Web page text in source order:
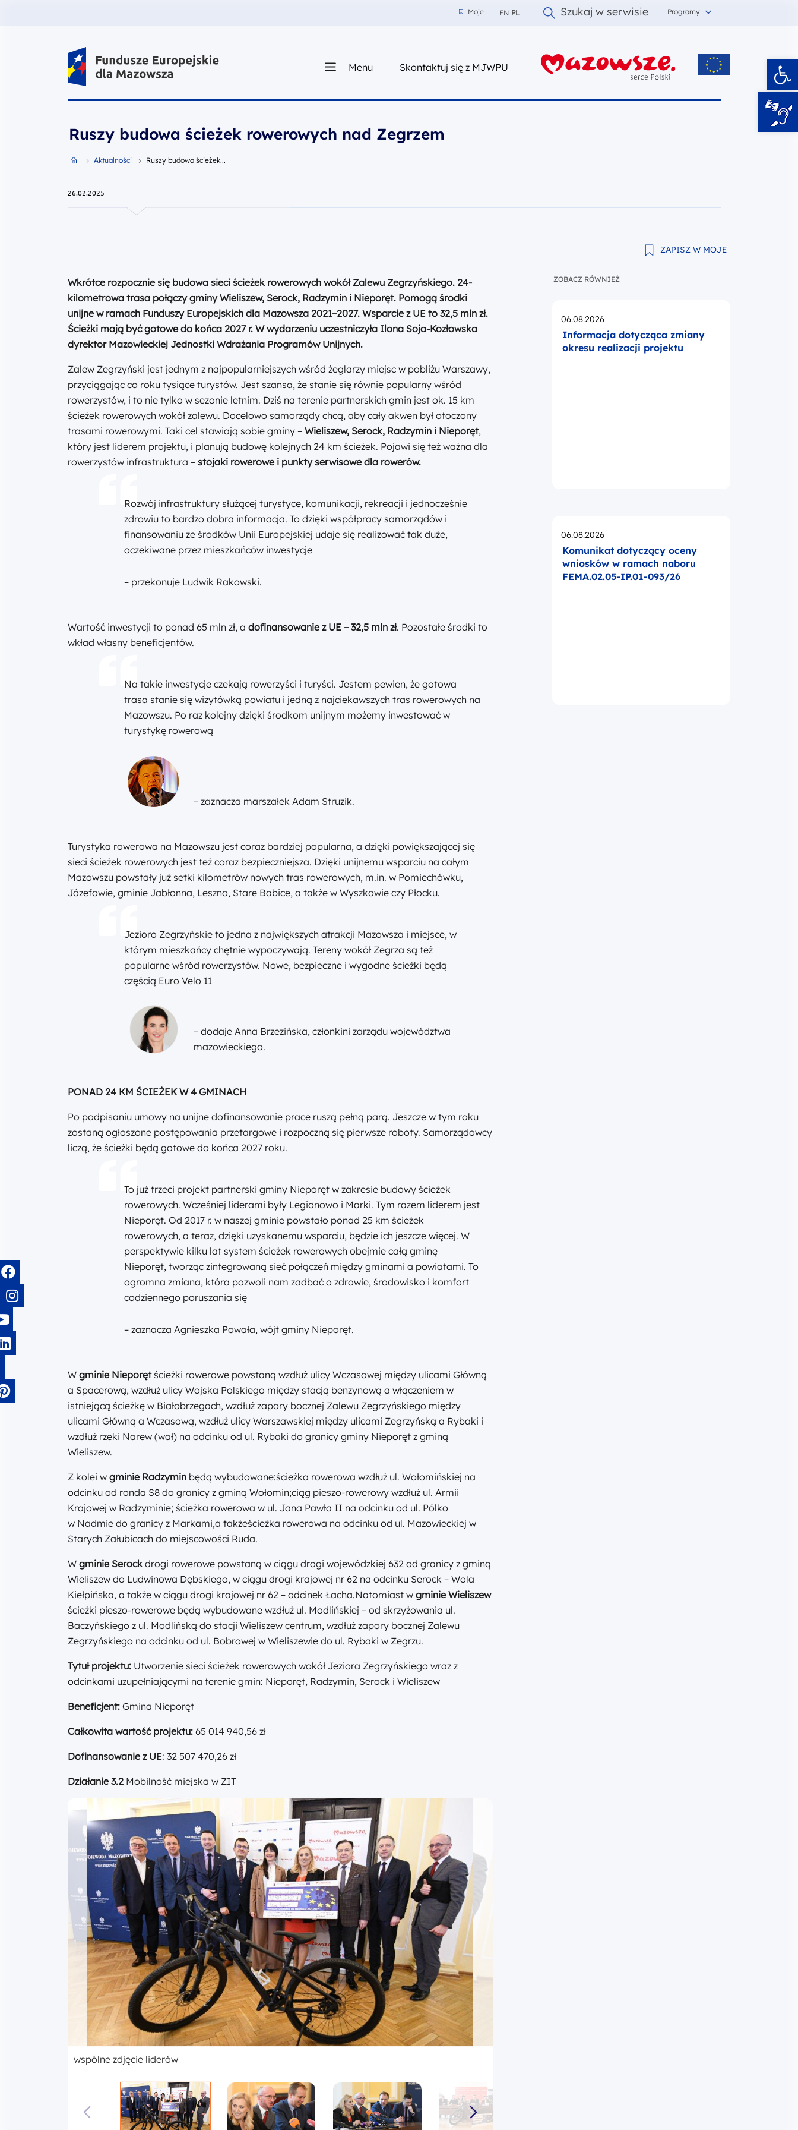
Moje
Moje EN PL Szukaj w serwisie Programy
Fundusze Europejskie dla Mazowsza Menu Skontaktuj się z MJWPUz nami
Ruszy budowa ścieżek rowerowych nad Zegrzem
Przejdź do strony głównej portalu
Aktualności Ruszy budowa ścieżek...
26.02.2025
ZAPISZ W MOJE
Wkrótce rozpocznie się budowa sieci ścieżek rowerowych wokół Zalewu Zegrzyńskiego. 24-
kilometrowa trasa połączy gminy Wieliszew, Serock, Radzymin i Nieporęt. Pomogą środki
unijne w ramach Funduszy Europejskich dla Mazowsza 2021–2027. Wsparcie z UE to 32,5 mln zł.
Ścieżki mają być gotowe do końca 2027 r. W wydarzeniu uczestniczyła Ilona Soja-Kozłowska
dyrektor Mazowieckiej Jednostki Wdrażania Programów Unijnych.
Zalew Zegrzyński jest jednym z najpopularniejszych wśród żeglarzy miejsc w pobliżu Warszawy,
przyciągając co roku tysiące turystów. Jest szansa, że stanie się równie popularny wśród
rowerzystów, i to nie tylko w sezonie letnim. Dziś na terenie partnerskich gmin jest ok. 15 km
ścieżek rowerowych wokół zalewu. Docelowo samorządy chcą, aby cały akwen był otoczony
trasami rowerowymi. Taki cel stawiają sobie gminy – Wieliszew, Serock, Radzymin i Nieporęt,
który jest liderem projektu, i planują budowę kolejnych 24 km ścieżek. Pojawi się też ważna dla
rowerzystów infrastruktura – stojaki rowerowe i punkty serwisowe dla rowerów.
Rozwój infrastruktury służącej turystyce, komunikacji, rekreacji i jednocześnie
zdrowiu to bardzo dobra informacja. To dzięki współpracy samorządów i
finansowaniu ze środków Unii Europejskiej udaje się realizować tak duże,
oczekiwane przez mieszkańców inwestycje
– przekonuje Ludwik Rakowski.
Wartość inwestycji to ponad 65 mln zł, a dofinansowanie z UE – 32,5 mln zł. Pozostałe środki to
wkład własny beneficjentów.
Na takie inwestycje czekają rowerzyści i turyści. Jestem pewien, że gotowa
trasa stanie się wizytówką powiatu i jedną z najciekawszych tras rowerowych na
Mazowszu. Po raz kolejny dzięki środkom unijnym możemy inwestować w
turystykę rowerową
– zaznacza marszałek Adam Struzik.
Turystyka rowerowa na Mazowszu jest coraz bardziej popularna, a dzięki powiększającej się
sieci ścieżek rowerowych jest też coraz bezpieczniejsza. Dzięki unijnemu wsparciu na całym
Mazowszu powstały już setki kilometrów nowych tras rowerowych, m.in. w Pomiechówku,
Józefowie, gminie Jabłonna, Leszno, Stare Babice, a także w Wyszkowie czy Płocku.
Jezioro Zegrzyńskie to jedna z największych atrakcji Mazowsza i miejsce, w
którym mieszkańcy chętnie wypoczywają. Tereny wokół Zegrza są też
popularne wśród rowerzystów. Nowe, bezpieczne i wygodne ścieżki będą
częścią Euro Velo 11
– dodaje Anna Brzezińska, członkini zarządu województwa
mazowieckiego.
PONAD 24 KM ŚCIEŻEK W 4 GMINACH
Po podpisaniu umowy na unijne dofinansowanie prace ruszą pełną parą. Jeszcze w tym roku
zostaną ogłoszone postępowania przetargowe i rozpoczną się pierwsze roboty. Samorządowcy
liczą, że ścieżki będą gotowe do końca 2027 roku.
To już trzeci projekt partnerski gminy Nieporęt w zakresie budowy ścieżek
rowerowych. Wcześniej liderami były Legionowo i Marki. Tym razem liderem jest
Nieporęt. Od 2017 r. w naszej gminie powstało ponad 25 km ścieżek
rowerowych, a teraz, dzięki uzyskanemu wsparciu, będzie ich jeszcze więcej. W
perspektywie kilku lat system ścieżek rowerowych obejmie całą gminę
Nieporęt, tworząc zintegrowaną sieć połączeń między gminami a powiatami. To
ogromna zmiana, która pozwoli nam zadbać o zdrowie, środowisko i komfort
codziennego poruszania się
– zaznacza Agnieszka Powała, wójt gminy Nieporęt.
W gminie Nieporętścieżki rowerowe powstaną wzdłuż ulicy Wczasowej między ulicami Główną
a Spacerową, wzdłuż ulicy Wojska Polskiego między stacją benzynową a włączeniem w
istniejącą ścieżkę w Białobrzegach, wzdłuż zapory bocznej Zalewu Zegrzyńskiego między
ulicami Główną a Wczasową, wzdłuż ulicy Warszawskiej między ulicami Zegrzyńską a Rybaki i
wzdłuż rzeki Narew (wał) na odcinku od ul. Rybaki do granicy gminy Nieporęt z gminą
Wieliszew.
Z kolei w gminie Radzymin będą wybudowane:ścieżka rowerowa wzdłuż ul. Wołomińskiej na
odcinku od ronda S8 do granicy z gminą Wołomin;ciąg pieszo-rowerowy wzdłuż ul. Armii
Krajowej w Radzyminie; ścieżka rowerowa w ul. Jana Pawła II na odcinku od ul. Pólko
w Nadmie do granicy z Markami,a takżeścieżka rowerowa na odcinku od ul. Mazowieckiej w
Starych Załubicach do miejscowości Ruda.
W gminie Serockdrogi rowerowe powstaną w ciągu drogi wojewódzkiej 632 od granicy z gminą
Wieliszew do Ludwinowa Dębskiego, w ciągu drogi krajowej nr 62 na odcinku Serock – Wola
Kiełpińska, a także w ciągu drogi krajowej nr 62 – odcinek Łacha.Natomiast w gminie Wieliszew
ścieżki pieszo-rowerowe będą wybudowane wzdłuż ul. Modlińskiej – od skrzyżowania ul.
Baczyńskiego z ul. Modlińską do stacji Wieliszew centrum, wzdłuż zapory bocznej Zalewu
Zegrzyńskiego na odcinku od ul. Bobrowej w Wieliszewie do ul. Rybaki w Zegrzu.
Tytuł projektu: Utworzenie sieci ścieżek rowerowych wokół Jeziora Zegrzyńskiego wraz z
odcinkami uzupełniającymi na terenie gmin: Nieporęt, Radzymin, Serock i Wieliszew
Beneficjent: Gmina Nieporęt
Całkowita wartość projektu: 65 014 940,56 zł
Dofinansowanie z UE: 32 507 470,26 zł
Działanie 3.2 Mobilność miejska w ZIT
wspólne zdjęcie liderów
ZOBACZ RÓWNIEŻ
Opublikowano
06.08.2026
Informacja dotycząca zmiany
okresu realizacji projektu
Opublikowano
06.08.2026
Komunikat dotyczący oceny
wniosków w ramach naboru
FEMA.02.05-IP.01-093/26